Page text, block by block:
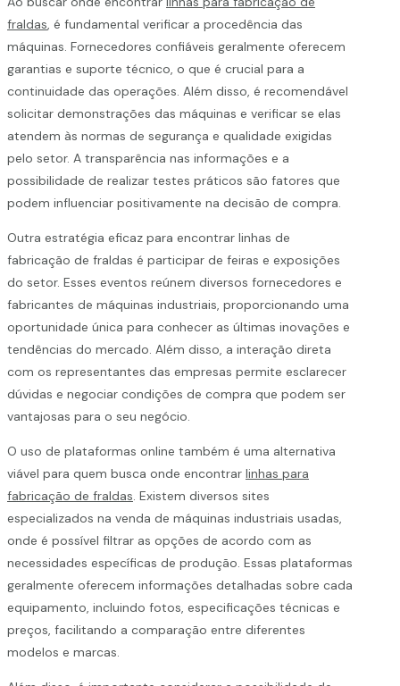
fraldas, é fundamental verificar a procedência das
máquinas. Fornecedores confiáveis geralmente oferecem
garantias e suporte técnico, o que é crucial para a
continuidade das operações. Além disso, é recomendável
solicitar demonstrações das máquinas e verificar se elas
atendem às normas de segurança e qualidade exigidas
pelo setor. A transparência nas informações e a
possibilidade de realizar testes práticos são fatores que
podem influenciar positivamente na decisão de compra.
Outra estratégia eficaz para encontrar linhas de
fabricação de fraldas é participar de feiras e exposições
do setor. Esses eventos reúnem diversos fornecedores e
fabricantes de máquinas industriais, proporcionando uma
oportunidade única para conhecer as últimas inovações e
tendências do mercado. Além disso, a interação direta
com os representantes das empresas permite esclarecer
dúvidas e negociar condições de compra que podem ser
vantajosas para o seu negócio.
O uso de plataformas online também é uma alternativa
viável para quem busca onde encontrar linhas para
fabricação de fraldas. Existem diversos sites
especializados na venda de máquinas industriais usadas,
onde é possível filtrar as opções de acordo com as
necessidades específicas de produção. Essas plataformas
geralmente oferecem informações detalhadas sobre cada
equipamento, incluindo fotos, especificações técnicas e
preços, facilitando a comparação entre diferentes
modelos e marcas.